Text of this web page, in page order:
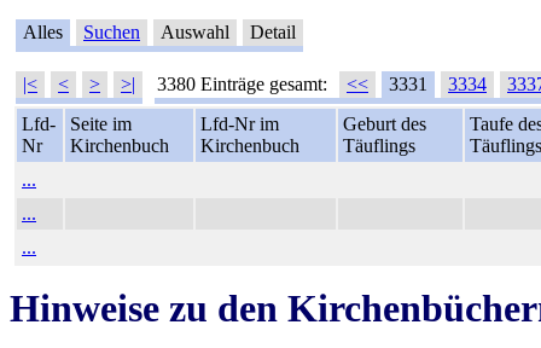
Alles Suchen Auswahl Detail
|< < > >| 3380 Einträge gesamt: << 3331 3334
Lfd-
Nr
Seite im
Kirchenbuch
Lfd-Nr im
Kirchenbuch
Geburt des
Täuflings
Taufe
Täuflings
...
...
...
Hinweise zu den